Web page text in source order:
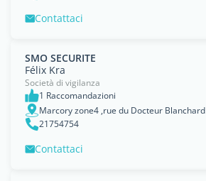
Contattaci
SMO SECURITE
Félix Kra
Società di vigilanza
1 Raccomandazioni
Marcory zone4 ,rue du Docteur Blanchard
21754754
Contattaci